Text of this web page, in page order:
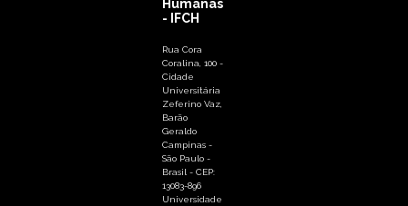
Humanas
- IFCH
Rua Cora
Coralina, 100 -
Cidade
Universitária
Zeferino Vaz,
Barão
Geraldo
Campinas -
São Paulo -
Brasil - CEP:
13083-896
Universidade